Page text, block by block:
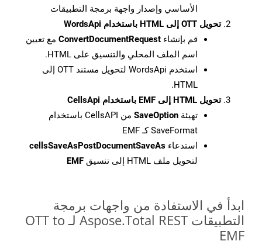
الأساسي وإصدار واجهة برمجة التطبيقات
تحويل OTT إلى HTML باستخدام WordsApi
قم بإنشاء ConvertDocumentRequest مع تعيين
اسم الملف المحلي والتنسيق على HTML.
استخدم WordsApi لتحويل مستند OTT إلى
HTML.
تحويل HTML إلى EMF باستخدام CellsApi
تهيئة SaveOption
من CellsAPI باستخدام
SaveFormat كـ EMF
استدعاء cellsSaveAsPostDocumentSaveAs
لتحويل ملف HTML إلى تنسيق
EMF
ابدأ في الاستفادة من واجهات برمجة
التطبيقات Aspose.Total REST لـ OTT to
EMF